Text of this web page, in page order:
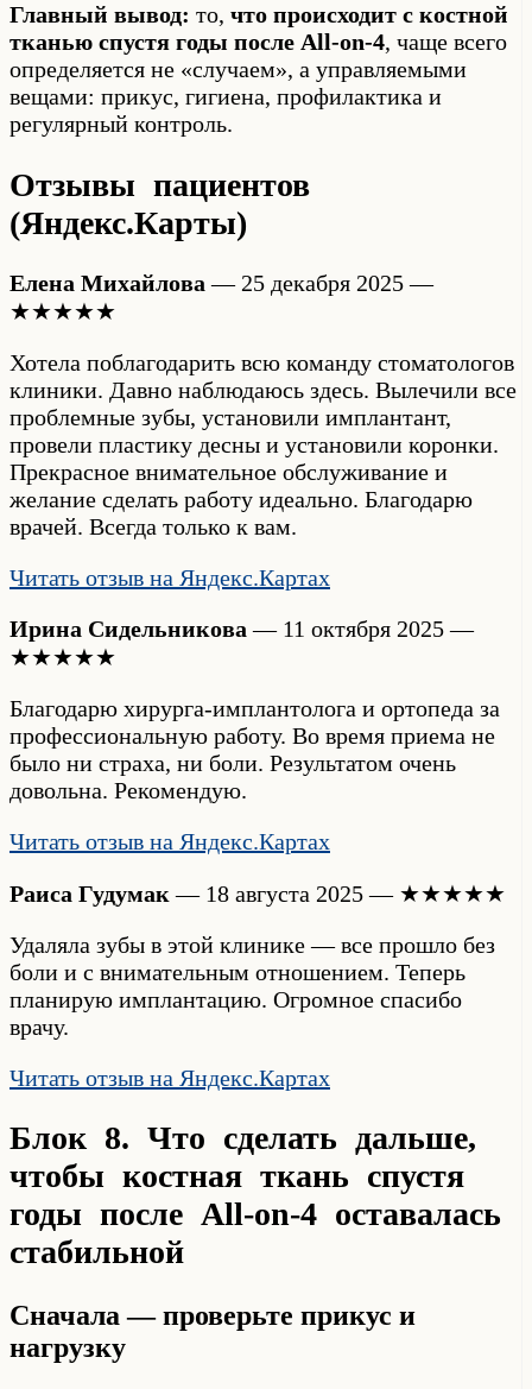
Главный вывод: то, что происходит с костной
тканью спустя годы после All-on-4, чаще всего
определяется не «случаем», а управляемыми
вещами: прикус, гигиена, профилактика и
регулярный контроль.
Отзывы пациентов
(Яндекс.Карты)
Елена Михайлова — 25 декабря 2025 —
★★★★★
Хотела поблагодарить всю команду стоматологов
клиники. Давно наблюдаюсь здесь. Вылечили все
проблемные зубы, установили имплантант,
провели пластику десны и установили коронки.
Прекрасное внимательное обслуживание и
желание сделать работу идеально. Благодарю
врачей. Всегда только к вам.
Читать отзыв на Яндекс.Картах
Ирина Сидельникова — 11 октября 2025 —
★★★★★
Благодарю хирурга-имплантолога и ортопеда за
профессиональную работу. Во время приема не
было ни страха, ни боли. Результатом очень
довольна. Рекомендую.
Читать отзыв на Яндекс.Картах
Раиса Гудумак — 18 августа 2025 — ★★★★★
Удаляла зубы в этой клинике — все прошло без
боли и с внимательным отношением. Теперь
планирую имплантацию. Огромное спасибо
врачу.
Читать отзыв на Яндекс.Картах
Блок 8. Что сделать дальше,
чтобы костная ткань спустя
годы после All-on-4 оставалась
стабильной
Сначала — проверьте прикус и
нагрузку